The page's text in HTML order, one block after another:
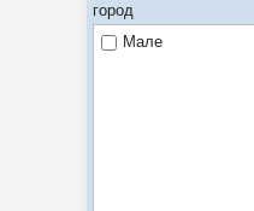
город
Мале